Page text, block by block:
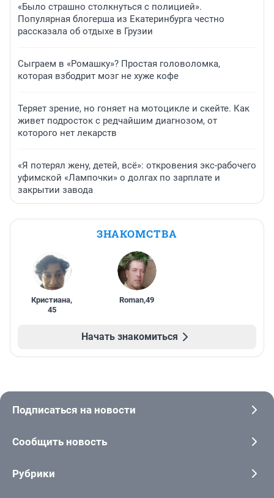
«Было страшно столкнуться с полицией».
Популярная блогерша из Екатеринбурга честно
рассказала об отдыхе в Грузии
Сыграем в «Ромашку»? Простая головоломка,
которая взбодрит мозг не хуже кофе
Теряет зрение, но гоняет на мотоцикле и скейте. Как
живет подросток с редчайшим диагнозом, от
которого нет лекарств
«Я потерял жену, детей, всё»: откровения экс-рабочего
уфимской «Лампочки» о долгах по зарплате и
закрытии завода
ЗНАКОМСТВА
Кристиана,
45
Roman,49
Начать знакомиться
Подписаться на новости
Сообщить новость
Рубрики